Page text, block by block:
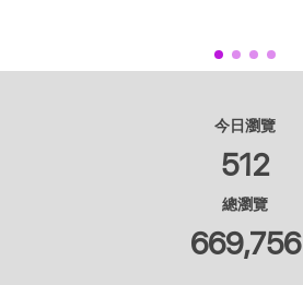
今日瀏覽
512
總瀏覽
669,756